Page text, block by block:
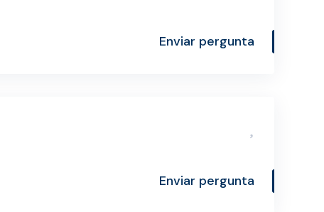
Enviar pergunta
Enviar pergunta